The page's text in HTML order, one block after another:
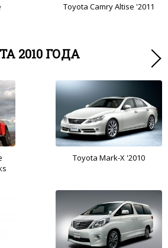
Toyota Camry Altise '2011
2010 ГОДА
Toyota Mark-X '2010